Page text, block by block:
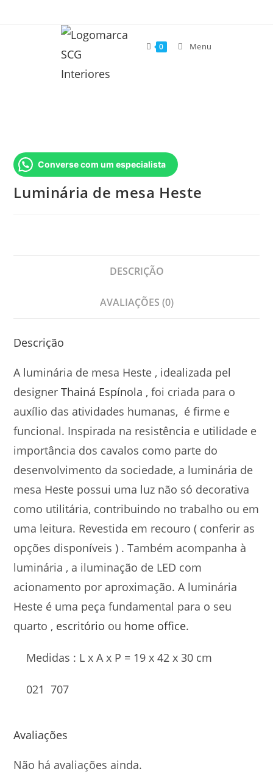
0 Menu
Converse com um especialista
Luminária de mesa Heste
DESCRIÇÃO
AVALIAÇÕES (0)
Descrição
A luminária de mesa Heste , idealizada pel
designerThainá Espínola , foi criada para o
auxílio das atividades humanas, é firme e
funcional. Inspirada na resistência e utilidade e
importância dos cavalos como parte do
desenvolvimento da sociedade, a luminária de
mesa Heste possui uma luz não só decorativa
como utilitária, contribuindo no trabalho ou em
uma leitura. Revestida em recouro ( conferir as
opções disponíveis ) . Também acompanha à
luminária , a iluminação de LED com
acionamento por aproximação. A luminária
Heste é uma peça fundamental para o seu
quarto , escritório ou home office.
Medidas : L x A x P = 19 x 42 x 30 cm
021 707
Avaliações
Não há avaliações ainda.